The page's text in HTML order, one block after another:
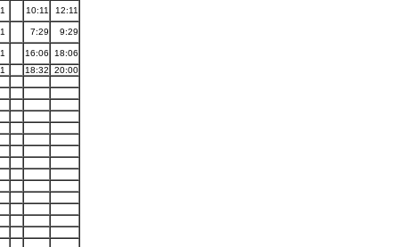
1 10:11 12:11
1 7:29 9:29
1 16:06
18:06
1 18:32 20:00